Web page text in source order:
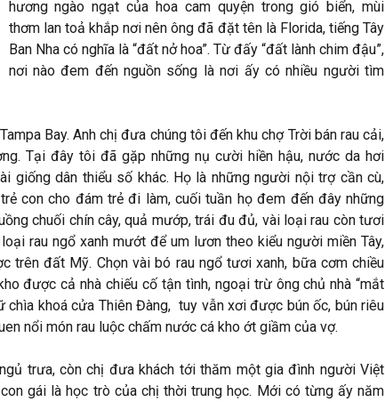
hương ngào ngạt của hoa cam quyện trong gió biển, mùi
thơm lan toả khắp nơi nên ông đã đặt tên là Florida, tiếng Tây
Ban Nha có nghĩa là “đất nở hoa”. Từ đấy “đất lành chim đậu”,
nơi nào đem đến nguồn sống là nơi ấy có nhiều người tìm
Bay. Anh chị đưa chúng tôi đến khu chợ Trời bán rau cải,
Tại đây tôi đã gặp những nụ cười hiền hậu, nước da hơi
giống dân thiểu số khác. Họ là những người nội trợ cần cù,
con cho đám trẻ đi làm, cuối tuần họ đem đến đây những
chuối chín cây, quả mướp, trái đu đủ, vài loại rau còn tươi
rau ngổ xanh mướt để um lươn theo kiểu người miền Tây,
trên đất Mỹ. Chọn vài bó rau ngổ tươi xanh, bữa cơm chiều
được cả nhà chiếu cố tận tình, ngoại trừ ông chủ nhà “mắt
chìa khoá cửa Thiên Đàng, tuy vẫn xơi được bún ốc, bún riêu
nổi món rau luộc chấm nước cá kho ớt giầm của vợ.
trưa, còn chị đưa khách tới thăm một gia đình người Việt
gái là học trò của chị thời trung học. Mới có từng ấy năm